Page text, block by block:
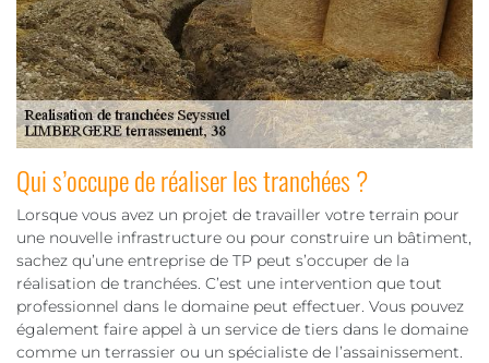
Qui s’occupe de réaliser les tranchées ?
Lorsque vous avez un projet de travailler votre terrain pour
une nouvelle infrastructure ou pour construire un bâtiment,
sachez qu’une entreprise de TP peut s’occuper de la
réalisation de tranchées. C’est une intervention que tout
professionnel dans le domaine peut effectuer. Vous pouvez
également faire appel à un service de tiers dans le domaine
comme un terrassier ou un spécialiste de l’assainissement.